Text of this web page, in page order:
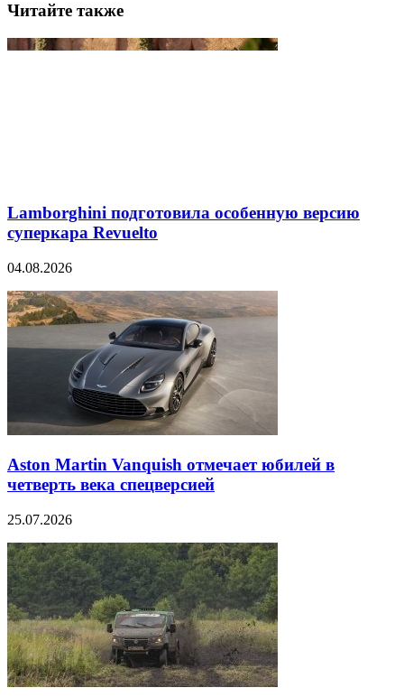
Читайте также
Lamborghini подготовила особенную версию
суперкара Revuelto
04.08.2026
Aston Martin Vanquish отмечает юбилей в
четверть века спецверсией
25.07.2026